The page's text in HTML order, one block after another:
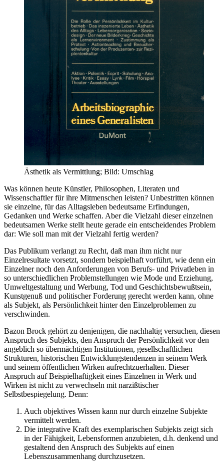
Ästhetik als Vermittlung; Bild: Umschlag
Was können heute Künstler, Philosophen, Literaten und
Wissenschaftler für ihre Mitmenschen leisten? Unbestritten können
sie einzelne, für das Alltagsleben bedeutsame Erfindungen,
Gedanken und Werke schaffen. Aber die Vielzahl dieser einzelnen
bedeutsamen Werke stellt heute gerade ein entscheidendes Problem
dar: Wie soll man mit der Vielzahl fertig werden?
Das Publikum verlangt zu Recht, daß man ihm nicht nur
Einzelresultate vorsetzt, sondern beispielhaft vorführt, wie denn ein
Einzelner noch den Anforderungen von Berufs- und Privatleben in
so unterschiedlichen Problemstellungen wie Mode und Erziehung,
Umweltgestaltung und Werbung, Tod und Geschichtsbewußtsein,
Kunstgenuß und politischer Forderung gerecht werden kann, ohne
als Subjekt, als Persönlichkeit hinter den Einzelproblemen zu
verschwinden.
Bazon Brock gehört zu denjenigen, die nachhaltig versuchen, diesen
Anspruch des Subjekts, den Anspruch der Persönlichkeit vor den
angeblich so übermächtigen Institutionen, gesellschaftlichen
Strukturen, historischen Entwicklungstendenzen in seinem Werk
und seinem öffentlichen Wirken aufrechtzuerhalten. Dieser
Anspruch auf Beispielhaftigkeit eines Einzelnen in Werk und
Wirken ist nicht zu verwechseln mit narzißtischer
Selbstbespiegelung. Denn:
Auch objektives Wissen kann nur durch einzelne Subjekte
vermittelt werden.
Die integrative Kraft des exemplarischen Subjekts zeigt sich
in der Fähigkeit, Lebensformen anzubieten, d.h. denkend und
gestaltend den Anspruch des Subjekts auf einen
Lebenszusammenhang durchzusetzen.